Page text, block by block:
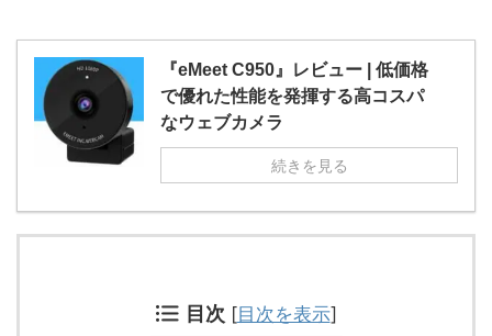
『eMeet C950』レビュー | 低価格
で優れた性能を発揮する高コスパ
なウェブカメラ
続きを見る
目次 [目次を表示]